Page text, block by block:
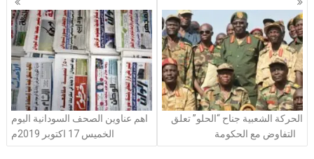
navigation
اهم عناوين الصحف السودانية اليوم
الخميس 17 اكتوبر 2019م
الحركة الشعبية جناح “الحلو” تعلق
التفاوض مع الحكومة